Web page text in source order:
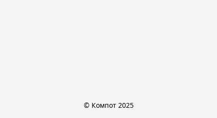
© Компот 2025